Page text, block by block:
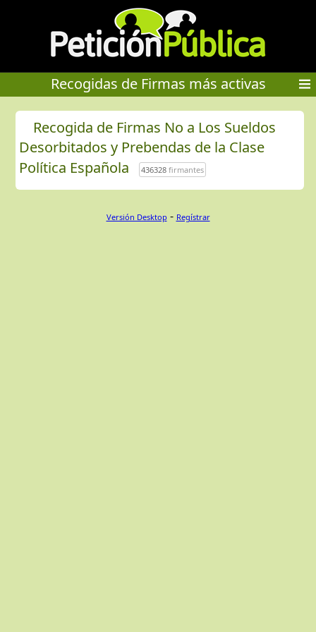
Recogidas de Firmas más activas
Recogida de Firmas No a Los Sueldos
Desorbitados y Prebendas de la Clase
Política Española
436328firmantes
Versión Desktop - Regístrar